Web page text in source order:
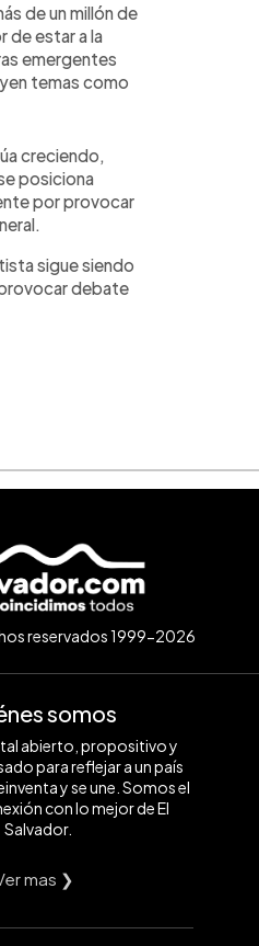
de un millón de
de estar a la
emergentes
temas como
creciendo,
posiciona
por provocar
sigue siendo
debate
reservados 1999-2026
somos
abierto, propositivo y
para reflejar a un país
y se une. Somos el
con lo mejor de El
Salvador.
mas ❯